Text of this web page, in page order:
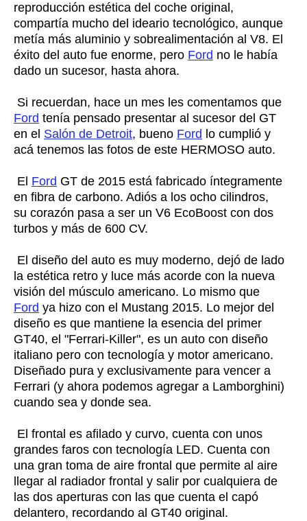
reproducción estética del coche original,
compartía mucho del ideario tecnológico, aunque
metía más aluminio y sobrealimentación al V8. El
éxito del auto fue enorme, pero Ford no le había
dado un sucesor, hasta ahora.
Si recuerdan, hace un mes les comentamos que
Ford tenía pensado presentar al sucesor del GT
en el Salón de Detroit, bueno Ford lo cumplió y
acá tenemos las fotos de este HERMOSO auto.
El Ford GT de 2015 está fabricado íntegramente
en fibra de carbono. Adiós a los ocho cilindros,
su corazón pasa a ser un V6 EcoBoost con dos
turbos y más de 600 CV.
El diseño del auto es muy moderno, dejó de lado
la estética retro y luce más acorde con la nueva
visión del músculo americano. Lo mismo que
Ford ya hizo con el Mustang 2015. Lo mejor del
diseño es que mantiene la esencia del primer
GT40, el "Ferrari-Killer", es un auto con diseño
italiano pero con tecnología y motor americano.
Diseñado pura y exclusivamente para vencer a
Ferrari (y ahora podemos agregar a Lamborghini)
cuando sea y donde sea.
El frontal es afilado y curvo, cuenta con unos
grandes faros con tecnología LED. Cuenta con
una gran toma de aire frontal que permite al aire
llegar al radiador frontal y salir por cualquiera de
las dos aperturas con las que cuenta el capó
delantero, recordando al GT40 original.